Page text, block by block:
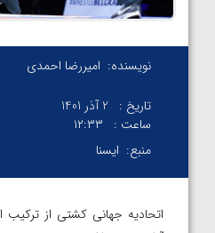
نویسنده: امیررضا احمدی
تاریخ :
2 آذر 1401
ساعت :
۱۲:۳۳
منبع: ایسنا
اتحادیه جهانی کشتی از